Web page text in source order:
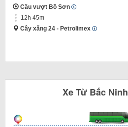
Cầu vượt Bồ Sơn
12h 45m
Cây xăng 24 - Petrolimex
Xe TừBắc Ninh